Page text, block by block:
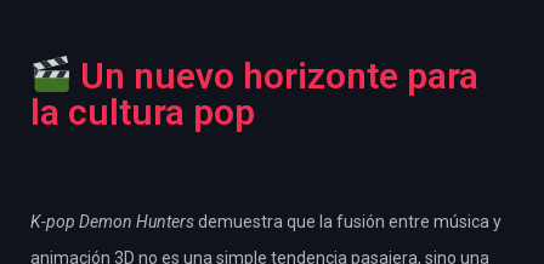
Un nuevo horizonte para
la cultura pop
K-pop Demon Huntersdemuestra que la fusión entre música y
animación 3D no es una simple tendencia pasajera, sino una